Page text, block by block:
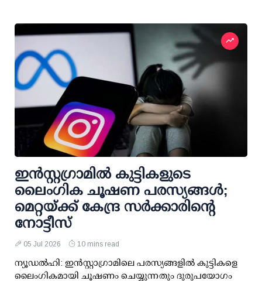
ഇന്‍സ്റ്റഗ്രാമില്‍ കുട്ടികളുടെ
ലൈംഗിക ചൂഷണ പരസ്യങ്ങള്‍;
മെറ്റയ്ക്ക് കേന്ദ്ര സര്‍ക്കാരിന്റെ
നോട്ടീസ്
05 Jul 2026 10 mins read
ന്യൂഡല്‍ഹി: ഇന്‍സ്റ്റാഗ്രാമിലെ പരസ്യങ്ങളില്‍ കുട്ടികളെ
ലൈംഗികമായി ചൂഷണം ചെയ്യുന്നതും ദുരുപയോഗം